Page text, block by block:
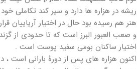
ریشه در هزاره ها دارد و سیر کند تکاملی
هنر هم رسیده بود حال در اختیار آریاییان
و صعب العبور البرز است که تا حدودی از
اختیار ساکنان بومی سفید پوست است .
اکنون هزاره های پس از دورۀ بارانی است ،